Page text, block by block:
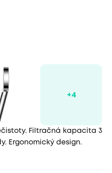
Filtračná kapacita 3
Ergonomický design.